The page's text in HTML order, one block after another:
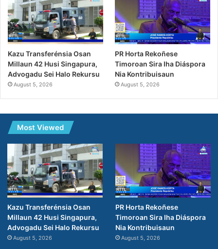
Kazu Transferénsia Osan
Millaun 42 Husi Singapura,
Advogadu Sei Halo Rekursu
August 5, 2026
PR Horta Rekoñese
Timoroan Sira Iha Diáspora
Nia Kontribuisaun
August 5, 2026
Most Viewed
Kazu Transferénsia Osan
Millaun 42 Husi Singapura,
Advogadu Sei Halo Rekursu
August 5, 2026
PR Horta Rekoñese
Timoroan Sira Iha Diáspora
Nia Kontribuisaun
August 5, 2026